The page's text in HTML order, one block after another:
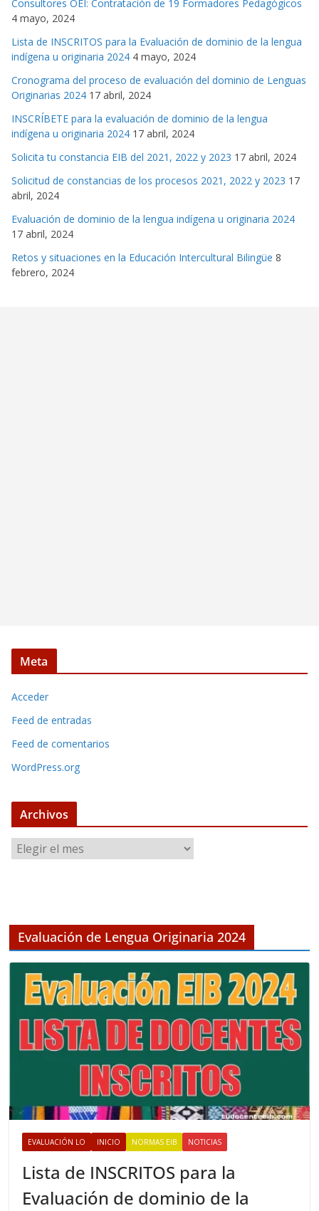
Consultores OEI: Contratación de 19 Formadores Pedagógicos
4 mayo, 2024
Lista de INSCRITOS para la Evaluación de dominio de la lengua
indígena u originaria 2024 4 mayo, 2024
Cronograma del proceso de evaluación del dominio de Lenguas
Originarias 2024 17 abril, 2024
INSCRÍBETE para la evaluación de dominio de la lengua
indígena u originaria 2024 17 abril, 2024
Solicita tu constancia EIB del 2021, 2022 y 2023 17 abril, 2024
Solicitud de constancias de los procesos 2021, 2022 y 2023 17
abril, 2024
Evaluación de dominio de la lengua indígena u originaria 2024
17 abril, 2024
Retos y situaciones en la Educación Intercultural Bilingüe 8
febrero, 2024
Meta
Acceder
Feed de entradas
Feed de comentarios
WordPress.org
Archivos
r
o
Evaluación de Lengua Originaria 2024
EVALUACIÓN LO INICIO NORMAS EIB NOTICIAS
Lista de INSCRITOS para la
Evaluación de dominio de la